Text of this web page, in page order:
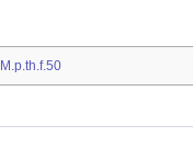
M.p.th.f.50